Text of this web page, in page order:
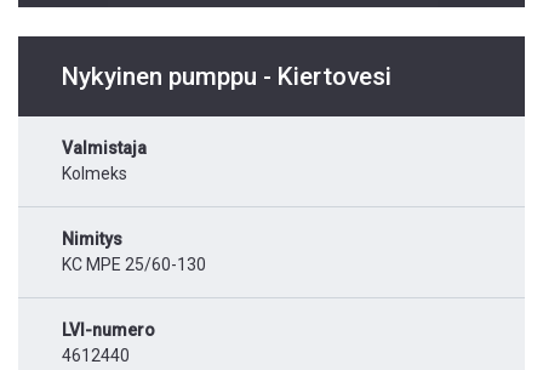
Nykyinen pumppu - Kiertovesi
Valmistaja
Kolmeks
Nimitys
KC MPE 25/60-130
LVI-numero
4612440